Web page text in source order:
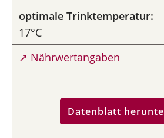
optimale Trinktemperatur:
17°C
↗ Nährwertangaben
Datenblatt